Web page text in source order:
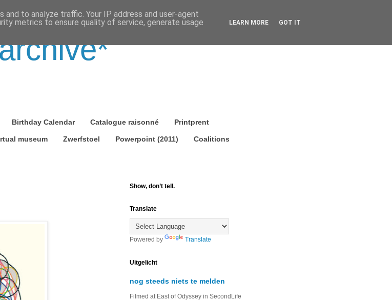
Birthday Calendar Catalogue raisonné Printprent
museum Zwerfstoel Powerpoint (2011) Coalitions
Show, don’t tell.
Translate
Powered by Translate
Uitgelicht
nog steeds niets te melden
Filmed at East of Odyssey in SecondLife
to analyze traffic. Your IP address and user-agent
metrics to ensure quality of service, generate usage
LEARN MORE GOT IT